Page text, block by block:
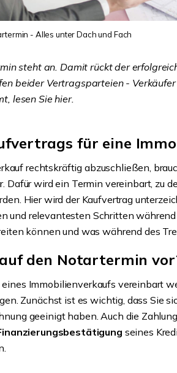
- Alles unter Dach und Fach
steht an. Damit rückt der
beider Vertragsparteien -
lesen Sie hier.
für eine
rechtskräftig abzuschließen,
Dafür wird ein Termin vereinbart, zu
Hier wird der Kaufvertrag
und relevantesten Schritten
können und was während des
den Notartermin
Immobilienverkaufs vereinbart
Zunächst ist es wichtig, dass Sie
geeinigt haben. Auch die
seines